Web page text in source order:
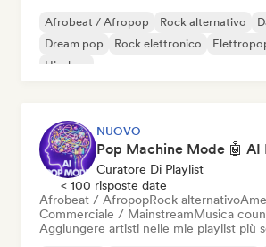
Afrobeat / Afropop Rock alternativo
Dream pop
Rock elettronico
Hip-hop
NUOVO
Curatore Di Playlist
< 100 risposte date
Afrobeat / AfropopRock alternativo
Commerciale / MainstreamMusica
Aggiungere artisti nelle mie playlist più